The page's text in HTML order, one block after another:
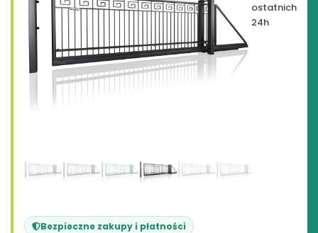
ostatnich
24h
Bezpieczne zakupy i płatności